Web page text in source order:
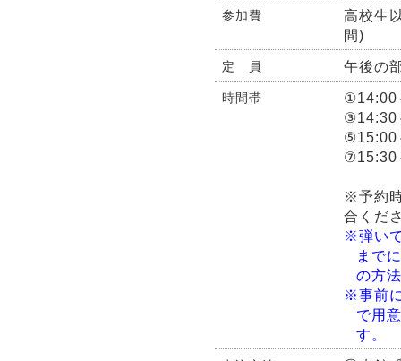
参加費
高校生
間)
定 員 午後の
時間帯
①14:00
③14:30
⑤15:00
⑦15:30
※予約
合くだ
※弾い
まで
の方
※事前
で用
す。